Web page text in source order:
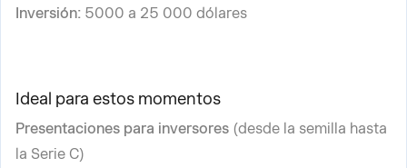
Inversión: 5000 a 25 000 dólares
Ideal para estos momentos
Presentaciones para inversores (desde la semilla hasta
la Serie C)